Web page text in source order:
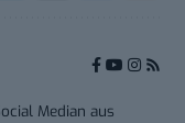
Median aus